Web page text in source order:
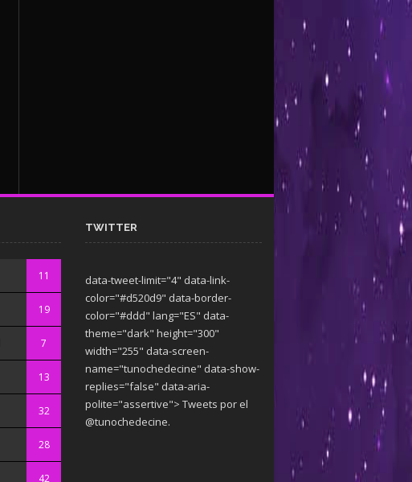
11
19
7
13
32
28
42
TWITTER
data-tweet-limit="4" data-link-
color="#d520d9" data-border-
color="#ddd" lang="ES" data-
theme="dark" height="300"
width="255" data-screen-
name="tunochedecine" data-show-
replies="false" data-aria-
polite="assertive"> Tweets por el
@tunochedecine.